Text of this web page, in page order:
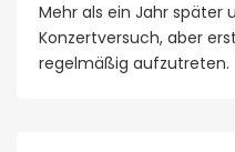
Mehr als ein Jahr
Konzertversuch, aber
regelmäßig aufzutreten.